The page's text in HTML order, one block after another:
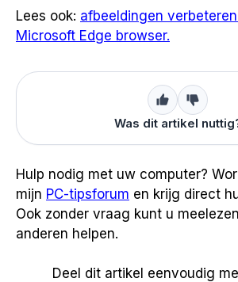
Lees ook: afbeeldingen
Microsoft Edge browser.
Was dit artikel
Hulp nodig met uw computer?
mijn PC-tipsforum en krijg direct
Ook zonder vraag kunt u
anderen helpen.
Deel dit artikel eenvoudig